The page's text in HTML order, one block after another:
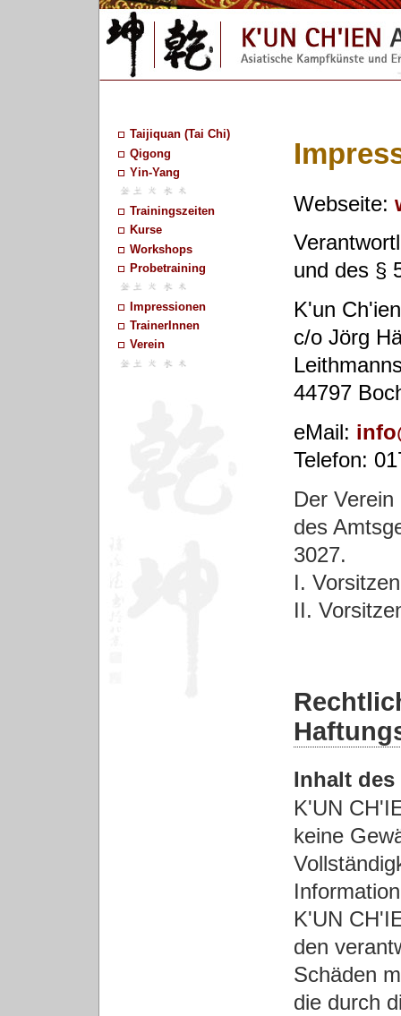
Taijiquan (Tai Chi)
Qigong
Yin-Yang
Trainingszeiten
Kurse
Workshops
Probetraining
Impressionen
TrainerInnen
Verein
Webseite:
und des §
K'un
c/o Jörg
44797
eMail:
Telefon:
Der
des
3027.
I.
II.
Inhalt
K'UN
keine
K'UN
den
Schäden
die durch